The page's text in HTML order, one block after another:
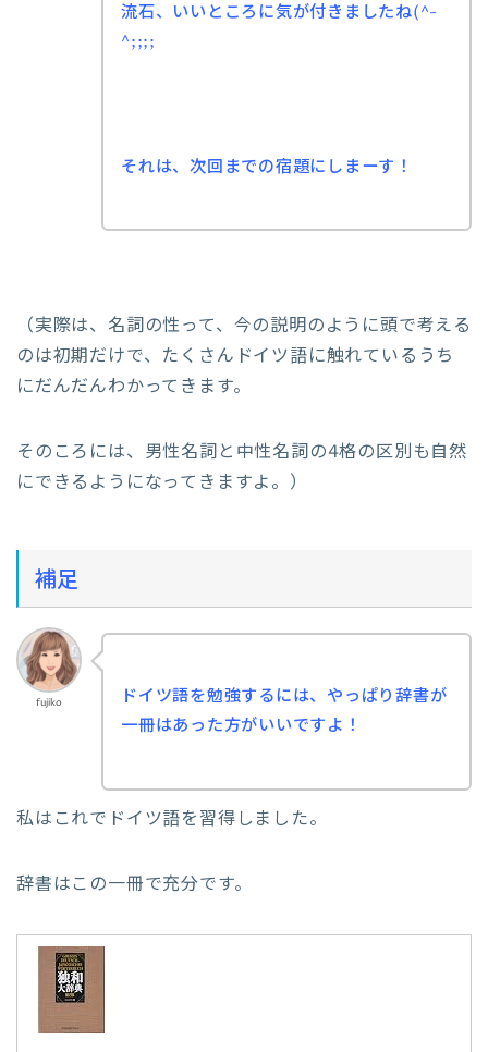
流石、いいところに気が付きましたね(^-
^;;;;
それは、次回までの宿題にしまーす！
（実際は、名詞の性って、今の説明のように頭で考える
のは初期だけで、たくさんドイツ語に触れているうち
にだんだんわかってきます。
そのころには、男性名詞と中性名詞の4格の区別も自然
にできるようになってきますよ。）
補足
fujiko
ドイツ語を勉強するには、やっぱり辞書が
一冊はあった方がいいですよ！
私はこれでドイツ語を習得しました。
辞書はこの一冊で充分です。